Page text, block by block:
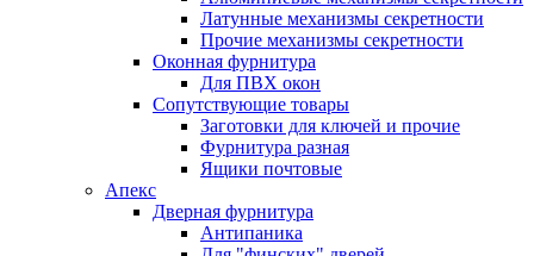
Латунные механизмы секретности
Прочие механизмы секретности
Оконная фурнитура
Для ПВХ окон
Сопутствующие товары
Заготовки для ключей и прочие
Фурнитура разная
Ящики почтовые
Апекс
Дверная фурнитура
Антипаника